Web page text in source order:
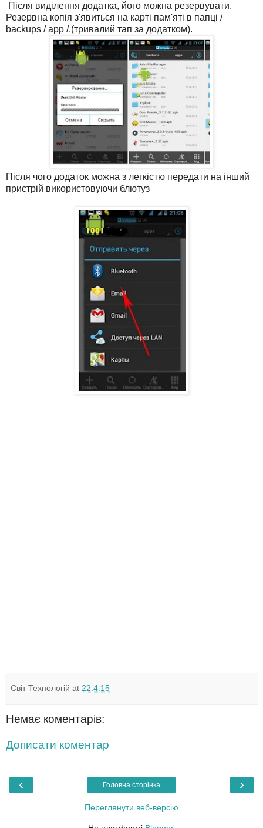
Після виділення додатка, його можна резервувати.
Резервна копія з'явиться на карті пам'яті в папці /
backups / app /.(тривалий тап за додатком).
Після чого додаток можна з легкістю передати на інший
пристрій використовуючи блютуз
Світ Технологій at 22.4.15
Немає коментарів:
Дописати коментар
‹ ›
Головна сторінка
Переглянути веб-версію